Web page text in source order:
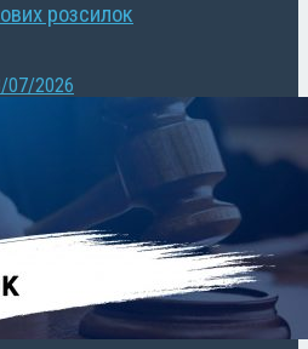
розсилок
07/2026